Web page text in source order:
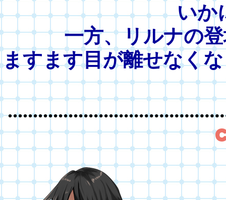
いか
一方、リルナの
ますます目が離せなく